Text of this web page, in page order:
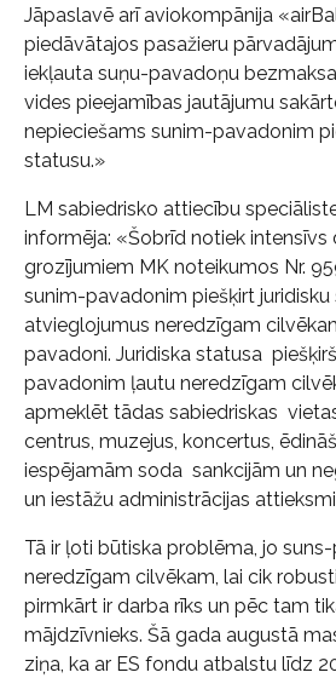
Jāpaslavē arī aviokompānija
piedāvātajos pasažieru
iekļauta suņu-pavadoņu
vides pieejamības jautājumu
nepieciešams sunim-pavadonim
statusu.»
LM sabiedrisko attiecību
informēja: «Šobrīd notiek
grozījumiem MK noteikumos Nr.
sunim-pavadonim piešķirt
atvieglojumus neredzīgam
pavadoni. Juridiska statusa
pavadonim ļautu neredzīgam
apmeklēt tādas sabiedriskas
centrus, muzejus, koncertus,
iespējamām soda sankcijām un
un iestāžu administrācijas
Tā ir ļoti būtiska problēma, jo
neredzīgam cilvēkam, lai cik
pirmkārt ir darba rīks un pēc tam
mājdzīvnieks. Šā gada augustā
ziņa, ka ar ES fondu atbalstu līdz